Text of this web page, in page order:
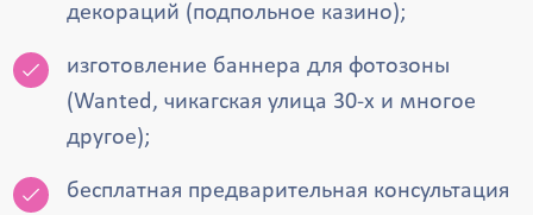
декораций (подпольное казино);
изготовление баннера для фотозоны
(Wanted, чикагская улица 30-х и многое
другое);
бесплатная предварительная консультация